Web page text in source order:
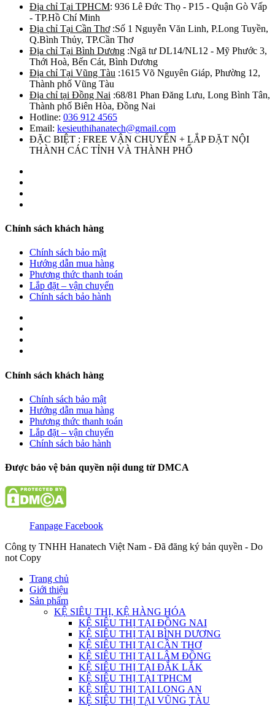
Địa chỉ Tại TPHCM: 936 Lê Đức Thọ - P15 - Quận Gò Vấp
- TP.Hồ Chí Minh
Địa chỉ Tại Cần Thơ:Số 1 Nguyễn Văn Linh, P.Long Tuyền,
Q.Bình Thủy, TP.Cần Thơ
Địa chỉ Tại Bình Dương :Ngã tư DL14/NL12 - Mỹ Phước 3,
Thới Hoà, Bến Cát, Bình Dương
Địa chỉ Tại Vũng Tàu :1615 Võ Nguyên Giáp, Phường 12,
Thành phố Vũng Tàu
Địa chỉ tại Đồng Nai :68/81 Phan Đăng Lưu, Long Bình Tân,
Thành phố Biên Hòa, Đồng Nai
Hotline: 036 912 4565
Email: kesieuthihanatech@gmail.com
ĐẶC BIỆT : FREE VẬN CHUYỂN + LẮP ĐẶT NỘI
THÀNH CÁC TỈNH VÀ THÀNH PHỐ
Chính sách khách hàng
Chính sách bảo mật
Hướng dẫn mua hàng
Phương thức thanh toán
Lắp đặt – vận chuyển
Chính sách bảo hành
Chính sách khách hàng
Chính sách bảo mật
Hướng dẫn mua hàng
Phương thức thanh toán
Lắp đặt – vận chuyển
Chính sách bảo hành
Được bảo vệ bản quyền nội dung từ DMCA
Fanpage Facebook
Công ty TNHH Hanatech Việt Nam - Đã đăng ký bản quyền - Do
not Copy
Trang chủ
Giới thiệu
Sản phẩm
KỆ SIÊU THỊ, KỆ HÀNG HÓA
KỆ SIÊU THỊ TẠI ĐỒNG NAI
KỆ SIÊU THỊ TẠI BÌNH DƯƠNG
KỆ SIÊU THỊ TẠI CẦN THƠ
KỆ SIÊU THỊ TẠI LÂM ĐỒNG
KỆ SIÊU THỊ TẠI ĐẮK LẮK
KỆ SIÊU THỊ TẠI TPHCM
KỆ SIÊU THỊ TẠI LONG AN
KỆ SIÊU THỊ TẠI VŨNG TÀU